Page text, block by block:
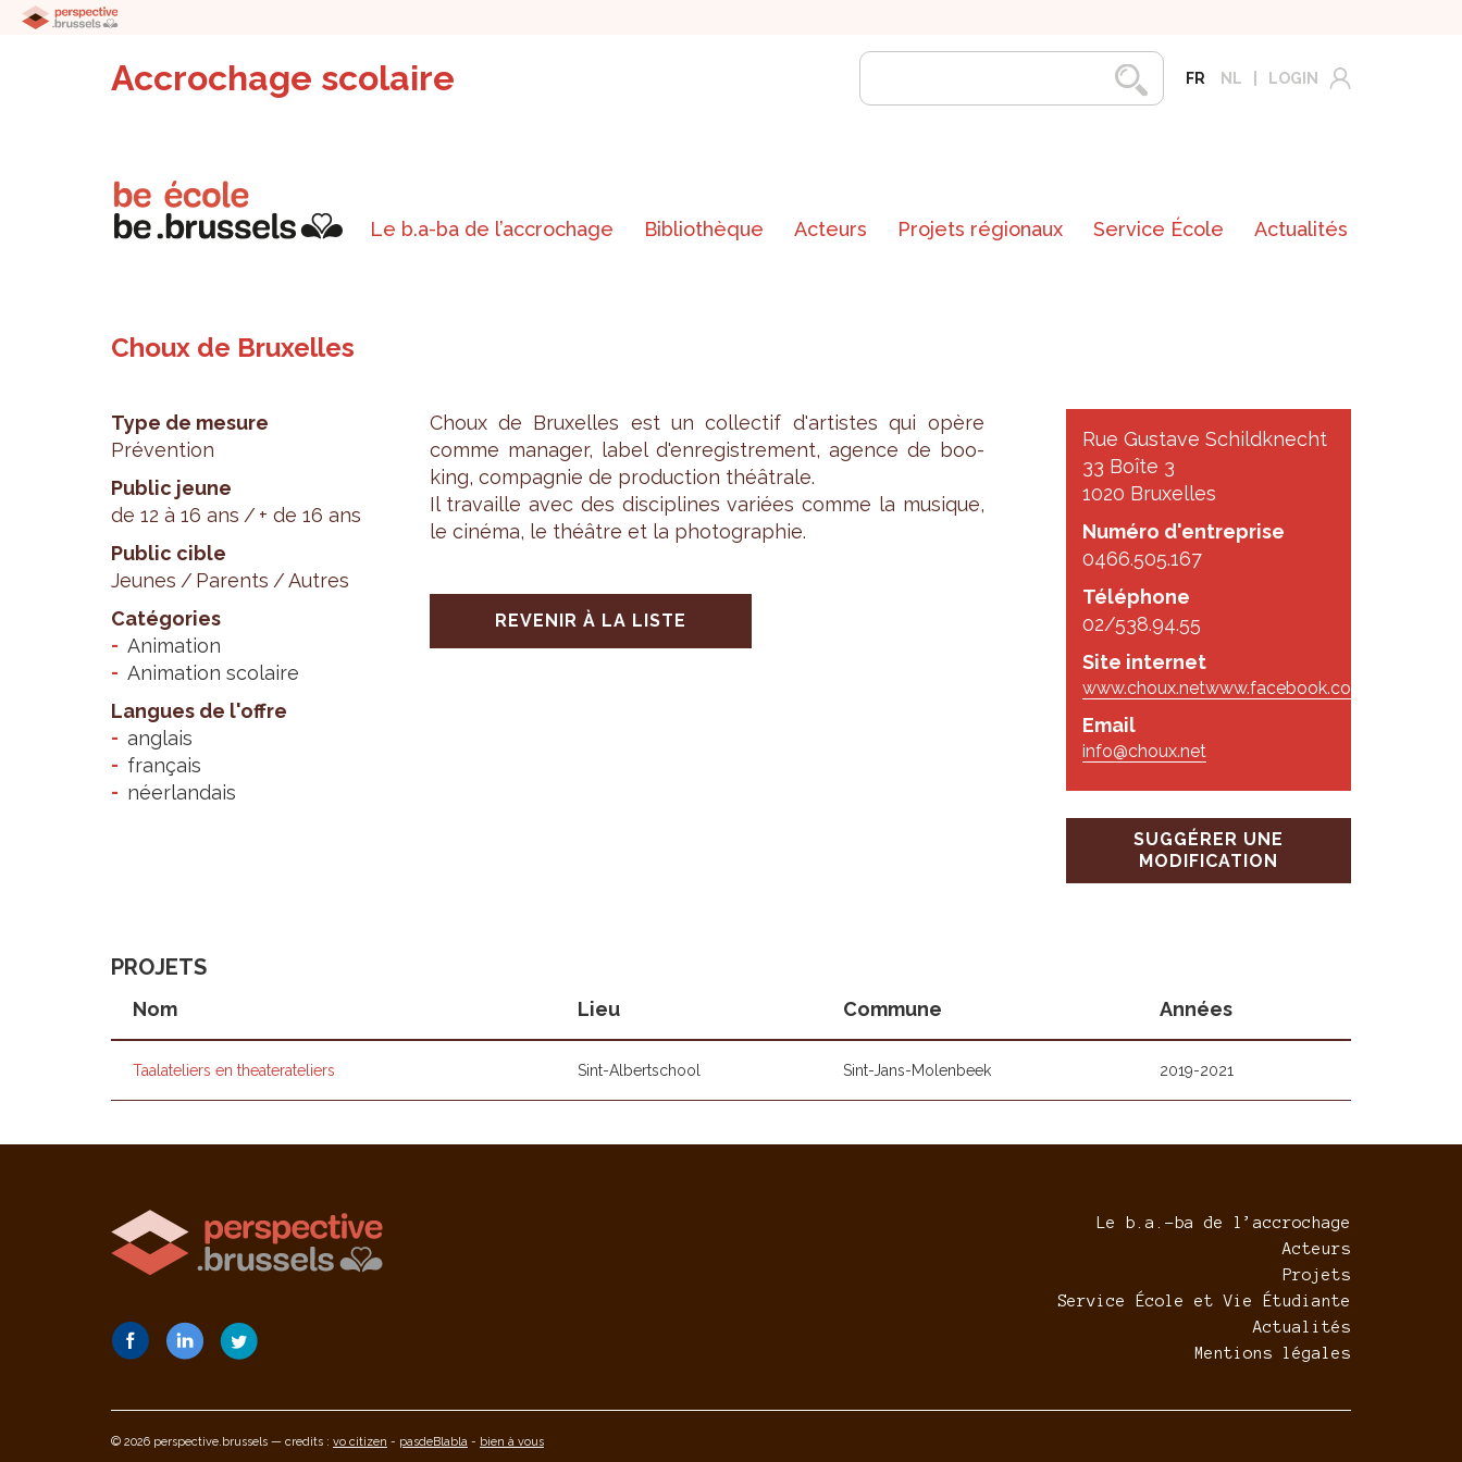
Accrochage scolaire FR NL LOGIN
Le b.a-ba de l’accrochage Bibliothèque Acteurs Projets régionaux Service École Actualités
Choux de Bruxelles
Type de mesure
Prévention
Public jeune
de 12 à 16 ans
+ de 16 ans
Public cible
Jeunes
Parents
Autres
Catégories
Animation
Animation scolaire
Langues de l'offre
anglais
français
néerlandais
Rue Gustave Schildknecht
33 Boîte 3
1020 Bruxelles
Numéro d'entreprise
0466.505.167
Téléphone
02/538.94.55
Site internet
www.choux.netwww.facebook.com
Email
info@choux.net
SUGGÉRER UNE
MODIFICATION
Choux de Bruxelles est un col­lec­tif d'ar­tistes qui opère
comme mana­ger, label d'en­re­gis­tre­ment, agence de boo­
king, com­pa­gnie de pro­duc­tion théâ­trale.
Il tra­vaille avec des dis­ci­plines variées comme la musique,
le cinéma, le théâtre et la pho­to­gra­phie.
REVENIR À LA LISTE
PROJETS
Nom Lieu Commune Années
Taalateliers en theaterateliers Sint-Albertschool Sint-Jans-Molenbeek 2019-2021
Le b.a.-ba de l’accrochage
Acteurs
Projets
Service École et Vie Étudiante
Actualités
Mentions légales
© 2026 perspective.brussels — credits : vo citizen - pasdeBlabla - bien à vous